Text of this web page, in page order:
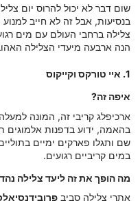
שום דבר לא יכול להרוס יום
בנסיעות, אבל זה לא חייב
צלילה ברחבי העולם עם מים
הנה ארבעה מיעדי הצלילה
1. איי טורקס וקייקוס
איפה זה?
בהאמה, ידוע בדפנות אלמוגים
שם ותגלו פארקים ימיים
במים קריביים רגועים.
מה הופך את זה ליעד צלילה
אתרי צלילה סביב